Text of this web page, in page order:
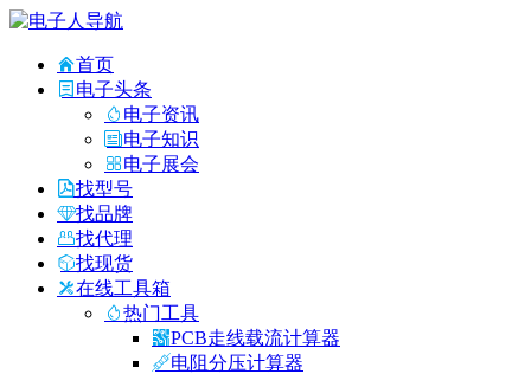
首页
电子头条
电子资讯
电子知识
电子展会
找型号
找品牌
找代理
找现货
在线工具箱
热门工具
PCB走线载流计算器
电阻分压计算器